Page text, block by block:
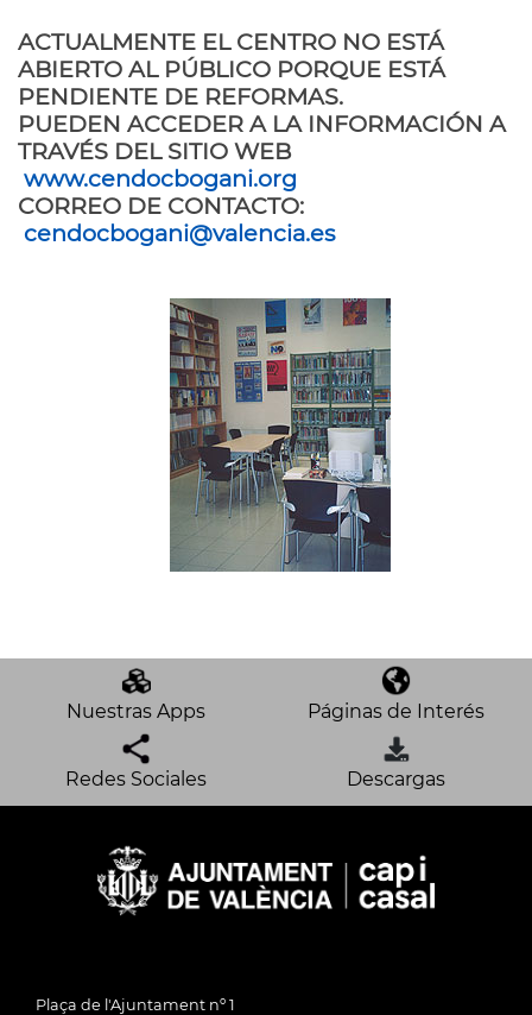
ACTUALMENTE EL CENTRO NO ESTÁ
ABIERTO AL PÚBLICO PORQUE ESTÁ
PENDIENTE DE REFORMAS.
PUEDEN ACCEDER A LA INFORMACIÓN A
TRAVÉS DEL SITIO WEB
www.cendocbogani.org
CORREO DE CONTACTO:
cendocbogani@valencia.es
Nuestras Apps Páginas de Interés
Redes Sociales Descargas
Plaça de l'Ajuntament nº 1